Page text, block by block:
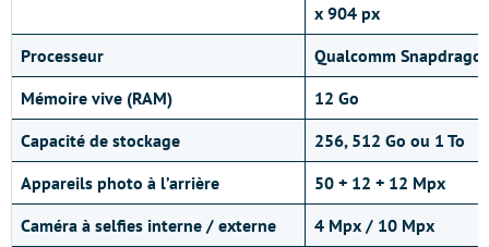
x 904 px
Processeur
Qualcomm
Mémoire vive (RAM)
12 Go
Capacité de stockage
256, 512 Go ou 1 To
Appareils photo à l’arrière
50 + 12 + 12 Mpx
Caméra à selfies interne / externe
4 Mpx / 10 Mpx